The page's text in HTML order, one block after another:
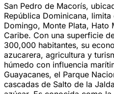
San Pedro de Macorís,
República Dominicana,
Domingo, Monte Plata, Hato
Caribe. Con una superficie
300,000 habitantes, su
azucarera, agricultura y
húmedo con influencia
Guayacanes, el Parque
cascadas de Salto de la